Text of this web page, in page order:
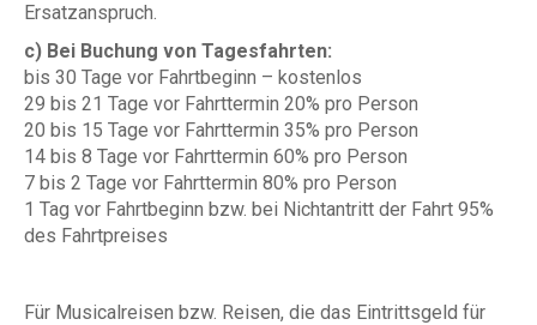
Ersatzanspruch.
c) Bei Buchung von Tagesfahrten:
bis 30 Tage vor Fahrtbeginn – kostenlos
29 bis 21 Tage vor Fahrttermin 20% pro Person
20 bis 15 Tage vor Fahrttermin 35% pro Person
14 bis 8 Tage vor Fahrttermin 60% pro Person
7 bis 2 Tage vor Fahrttermin 80% pro Person
1 Tag vor Fahrtbeginn bzw. bei Nichtantritt der Fahrt 95%
des Fahrtpreises
Für Musicalreisen bzw. Reisen, die das Eintrittsgeld für